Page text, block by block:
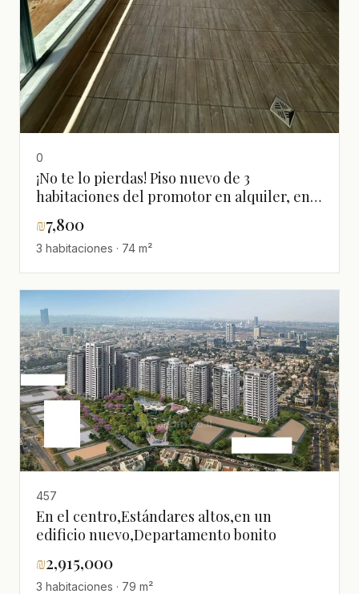
0
¡No te lo pierdas! Piso nuevo de 3
habitaciones del promotor en alquiler, en
el corazón de Givat Shmuel, cerca de Tel
Aviv
₪7,800
3 habitaciones · 74 m²
457
En el centro,Estándares altos,en un
edificio nuevo,Departamento bonito
₪2,915,000
3 habitaciones · 79 m²